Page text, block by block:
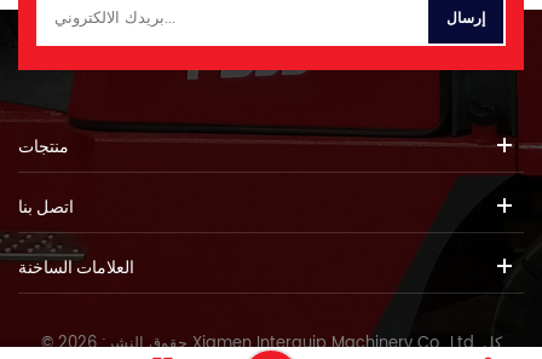
منتجات
اتصل بنا
العلامات الساخنة
© حقوق النشر: 2026 Xiamen Interquip Machinery Co., Ltd. كل